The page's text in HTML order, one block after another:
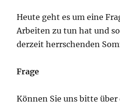
Heute geht es um eine
Arbeiten zu tun hat und
derzeit herrschenden
Frage
Können Sie uns bitte